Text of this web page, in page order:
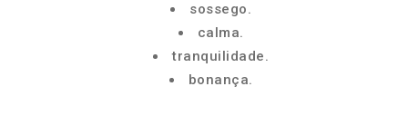
sossego.
calma.
tranquilidade.
bonança.